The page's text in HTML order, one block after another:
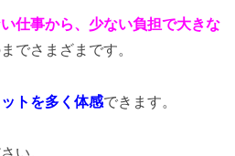
仕事から、少ない負担で大きな
でさまざまです。
トを多く体感できます。